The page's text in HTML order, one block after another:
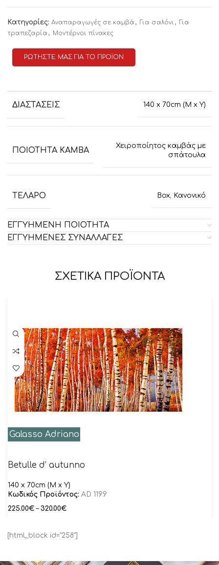
Κατηγορίες: Αναπαραγωγές σε καμβά , Για σαλόνι ,
Για
τραπεζαρία , Μοντέρνοι πίνακες
ΡΩΤΗΣΤΕ ΜΑΣ ΓΙΑ ΤΟ ΠΡΟΪΟΝ
ΔΙΑΣΤΑΣΕΙΣ 140 x 70cm (M x Y)
ΠΟΙΟΤΗΤΑ ΚΑΜΒΑ
Χειροποίητος καμβάς με
σπάτουλα
ΤΕΛΑΡΟ Box, Κανονικό
ΕΓΓΥΗΜΕΝΗ ΠΟΙΟΤΗΤΑ
ΕΓΓΥΗΜΕΝΕΣ ΣΥΝΑΛΛΑΓΕΣ
ΣΧΕΤΙΚΑ ΠΡΟΪΟΝΤΑ
Galasso Adriano
Betulle d’ autunno
140 x 70cm (M x Y)
Κωδικός Προϊόντος: AD 1199
225.00€ – 320.00€
[html_block id="258"]